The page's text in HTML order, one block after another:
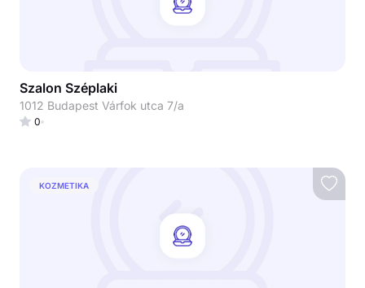
Szalon Széplaki
1012 Budapest Várfok utca 7/a
0
KOZMETIKA